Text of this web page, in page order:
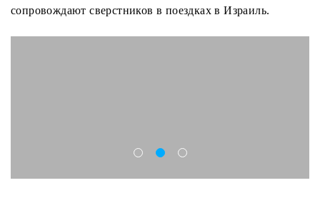
сопровождают сверстников в поездках в Израиль.